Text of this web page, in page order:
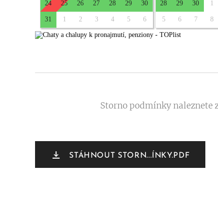
Storno podmínky naleznete
STÁHNOUT STORN...ÍNKY.PDF